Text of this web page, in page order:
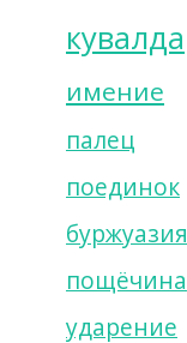
кувалда
имение
палец
поединок
буржуазия
пощёчина
ударение